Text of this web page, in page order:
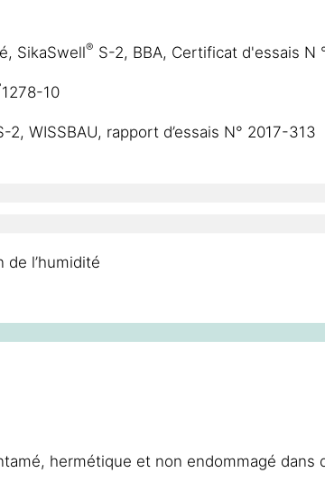
SikaSwell® S-2, BBA, Certificat d'essais N
1278-10
2, WISSBAU, rapport d’essais N° 2017-313
l’humidité
hermétique et non endommagé